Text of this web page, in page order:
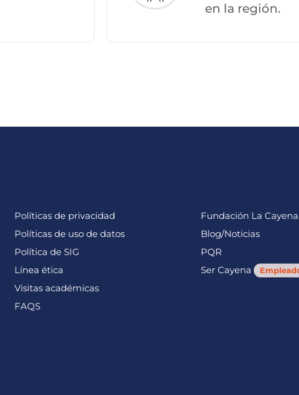
en la región.
Políticas de privacidad
Políticas de uso de datos
Política de SIG
Línea ética
Visitas académicas
FAQS
Fundación La Cayena
Blog/Noticias
PQR
Ser Cayena